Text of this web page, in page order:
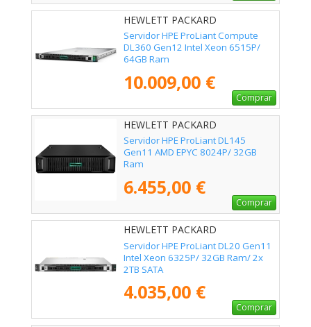
HEWLETT PACKARD
ENTERPRISE - P95989-425
Servidor HPE ProLiant Compute
DL360 Gen12 Intel Xeon 6515P/
64GB Ram
10.009,00 €
Comprar
HEWLETT PACKARD
ENTERPRISE - P79814-425
Servidor HPE ProLiant DL145
Gen11 AMD EPYC 8024P/ 32GB
Ram
6.455,00 €
Comprar
HEWLETT PACKARD
ENTERPRISE - P87462-425
Servidor HPE ProLiant DL20 Gen11
Intel Xeon 6325P/ 32GB Ram/ 2x
2TB SATA
4.035,00 €
Comprar